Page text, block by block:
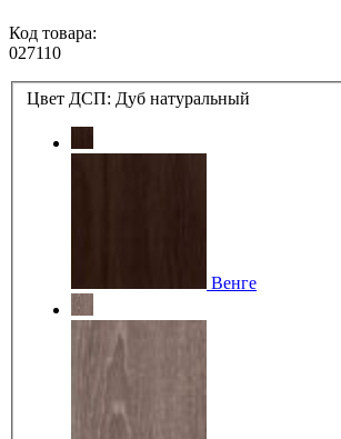
Код товара:
027110
Цвет ДСП: Дуб натуральный
Венге